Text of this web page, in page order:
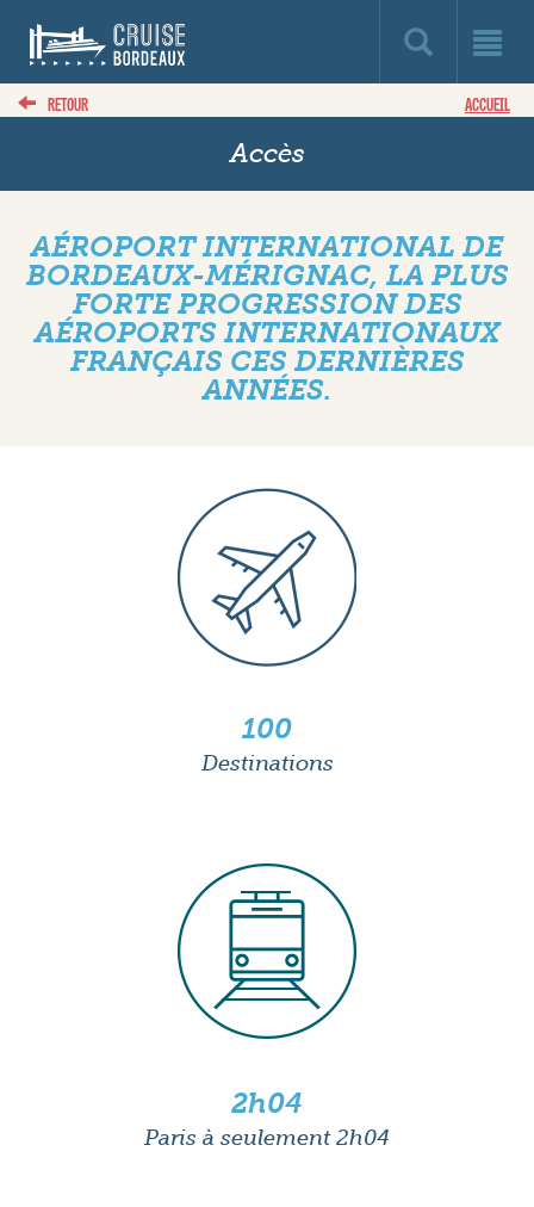
RETOUR ACCUEIL
Accès
AÉROPORT INTERNATIONAL DE
BORDEAUX-MÉRIGNAC, LA PLUS
FORTE PROGRESSION DES
AÉROPORTS INTERNATIONAUX
FRANÇAIS CES DERNIÈRES
ANNÉES.
100
Destinations
2h04
Paris à seulement 2h04